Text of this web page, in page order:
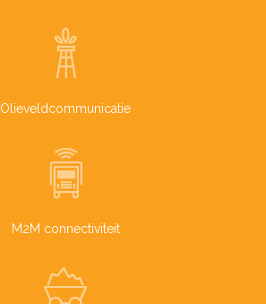
Olieveldcommunicatie
M2M connectiviteit